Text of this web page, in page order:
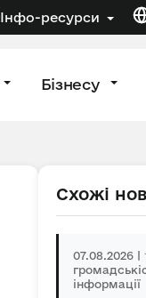
Інфо-ресурси
Бізнесу
Схожі
07.08.2026 |
інформації